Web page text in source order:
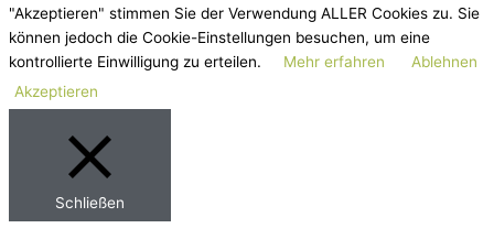
"Akzeptieren" stimmen Sie der Verwendung ALLER Cookies zu. Sie
können jedoch die Cookie-Einstellungen besuchen, um eine
kontrollierte Einwilligung zu erteilen.
Mehr erfahren
Ablehnen
Akzeptieren
Schließen